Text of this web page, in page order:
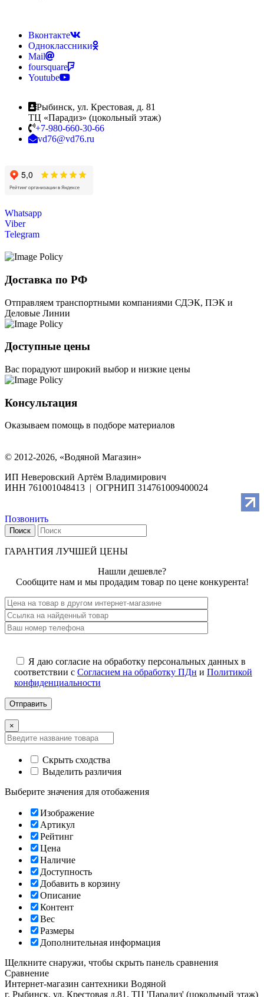
Вконтакте
Одноклассники
Mail
foursquare
Youtube
Рыбинск, ул. Крестовая, д. 81
ТЦ «Парадиз» (цокольный этаж)
+7-980-660-30-66
vd76@vd76.ru
Whatsapp
Viber
Telegram
Доставка по РФ
Отправляем транспортными компаниями СДЭК, ПЭК и
Деловые Линии
Доступные цены
Вас порадуют широкий выбор и низкие цены
Консультация
Оказываем помощь в подборе материалов
© 2012-2026, «Водяной Магазин»
ИП Неверовский Артём Владимирович
ИНН 761001048413 | ОГРНИП 314761009400024
Позвонить
Поиск
ГАРАНТИЯ ЛУЧШЕЙ ЦЕНЫ
Нашли дешевле?
Сообщите нам и мы продадим товар по цене конкурента!
Я даю согласие на обработку персональных данных в
соответствии с Согласием на обработку ПДн и Политикой
конфиденциальности
×
Скрыть сходства
Выделить различия
Выберите значения для отобажения
Изображение
Артикул
Рейтинг
Цена
Наличие
Доступность
Добавить в корзину
Описание
Контент
Вес
Размеры
Дополнительная информация
Щелкните снаружи, чтобы скрыть панель сравнения
Сравнение
Интернет-магазин сантехники Водяной
г. Рыбинск, ул. Крестовая д.81, ТЦ 'Парадиз' (цокольный этаж)